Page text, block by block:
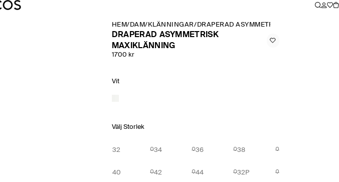
HEM/ DAM/ KLÄNNINGAR/ DRAPERAD ASYMMETRISK
DRAPERAD ASYMMETRISK
MAXIKLÄNNING
1700 kr
Vit
Välj Storlek
32 34 36 38
40 42 44 32P